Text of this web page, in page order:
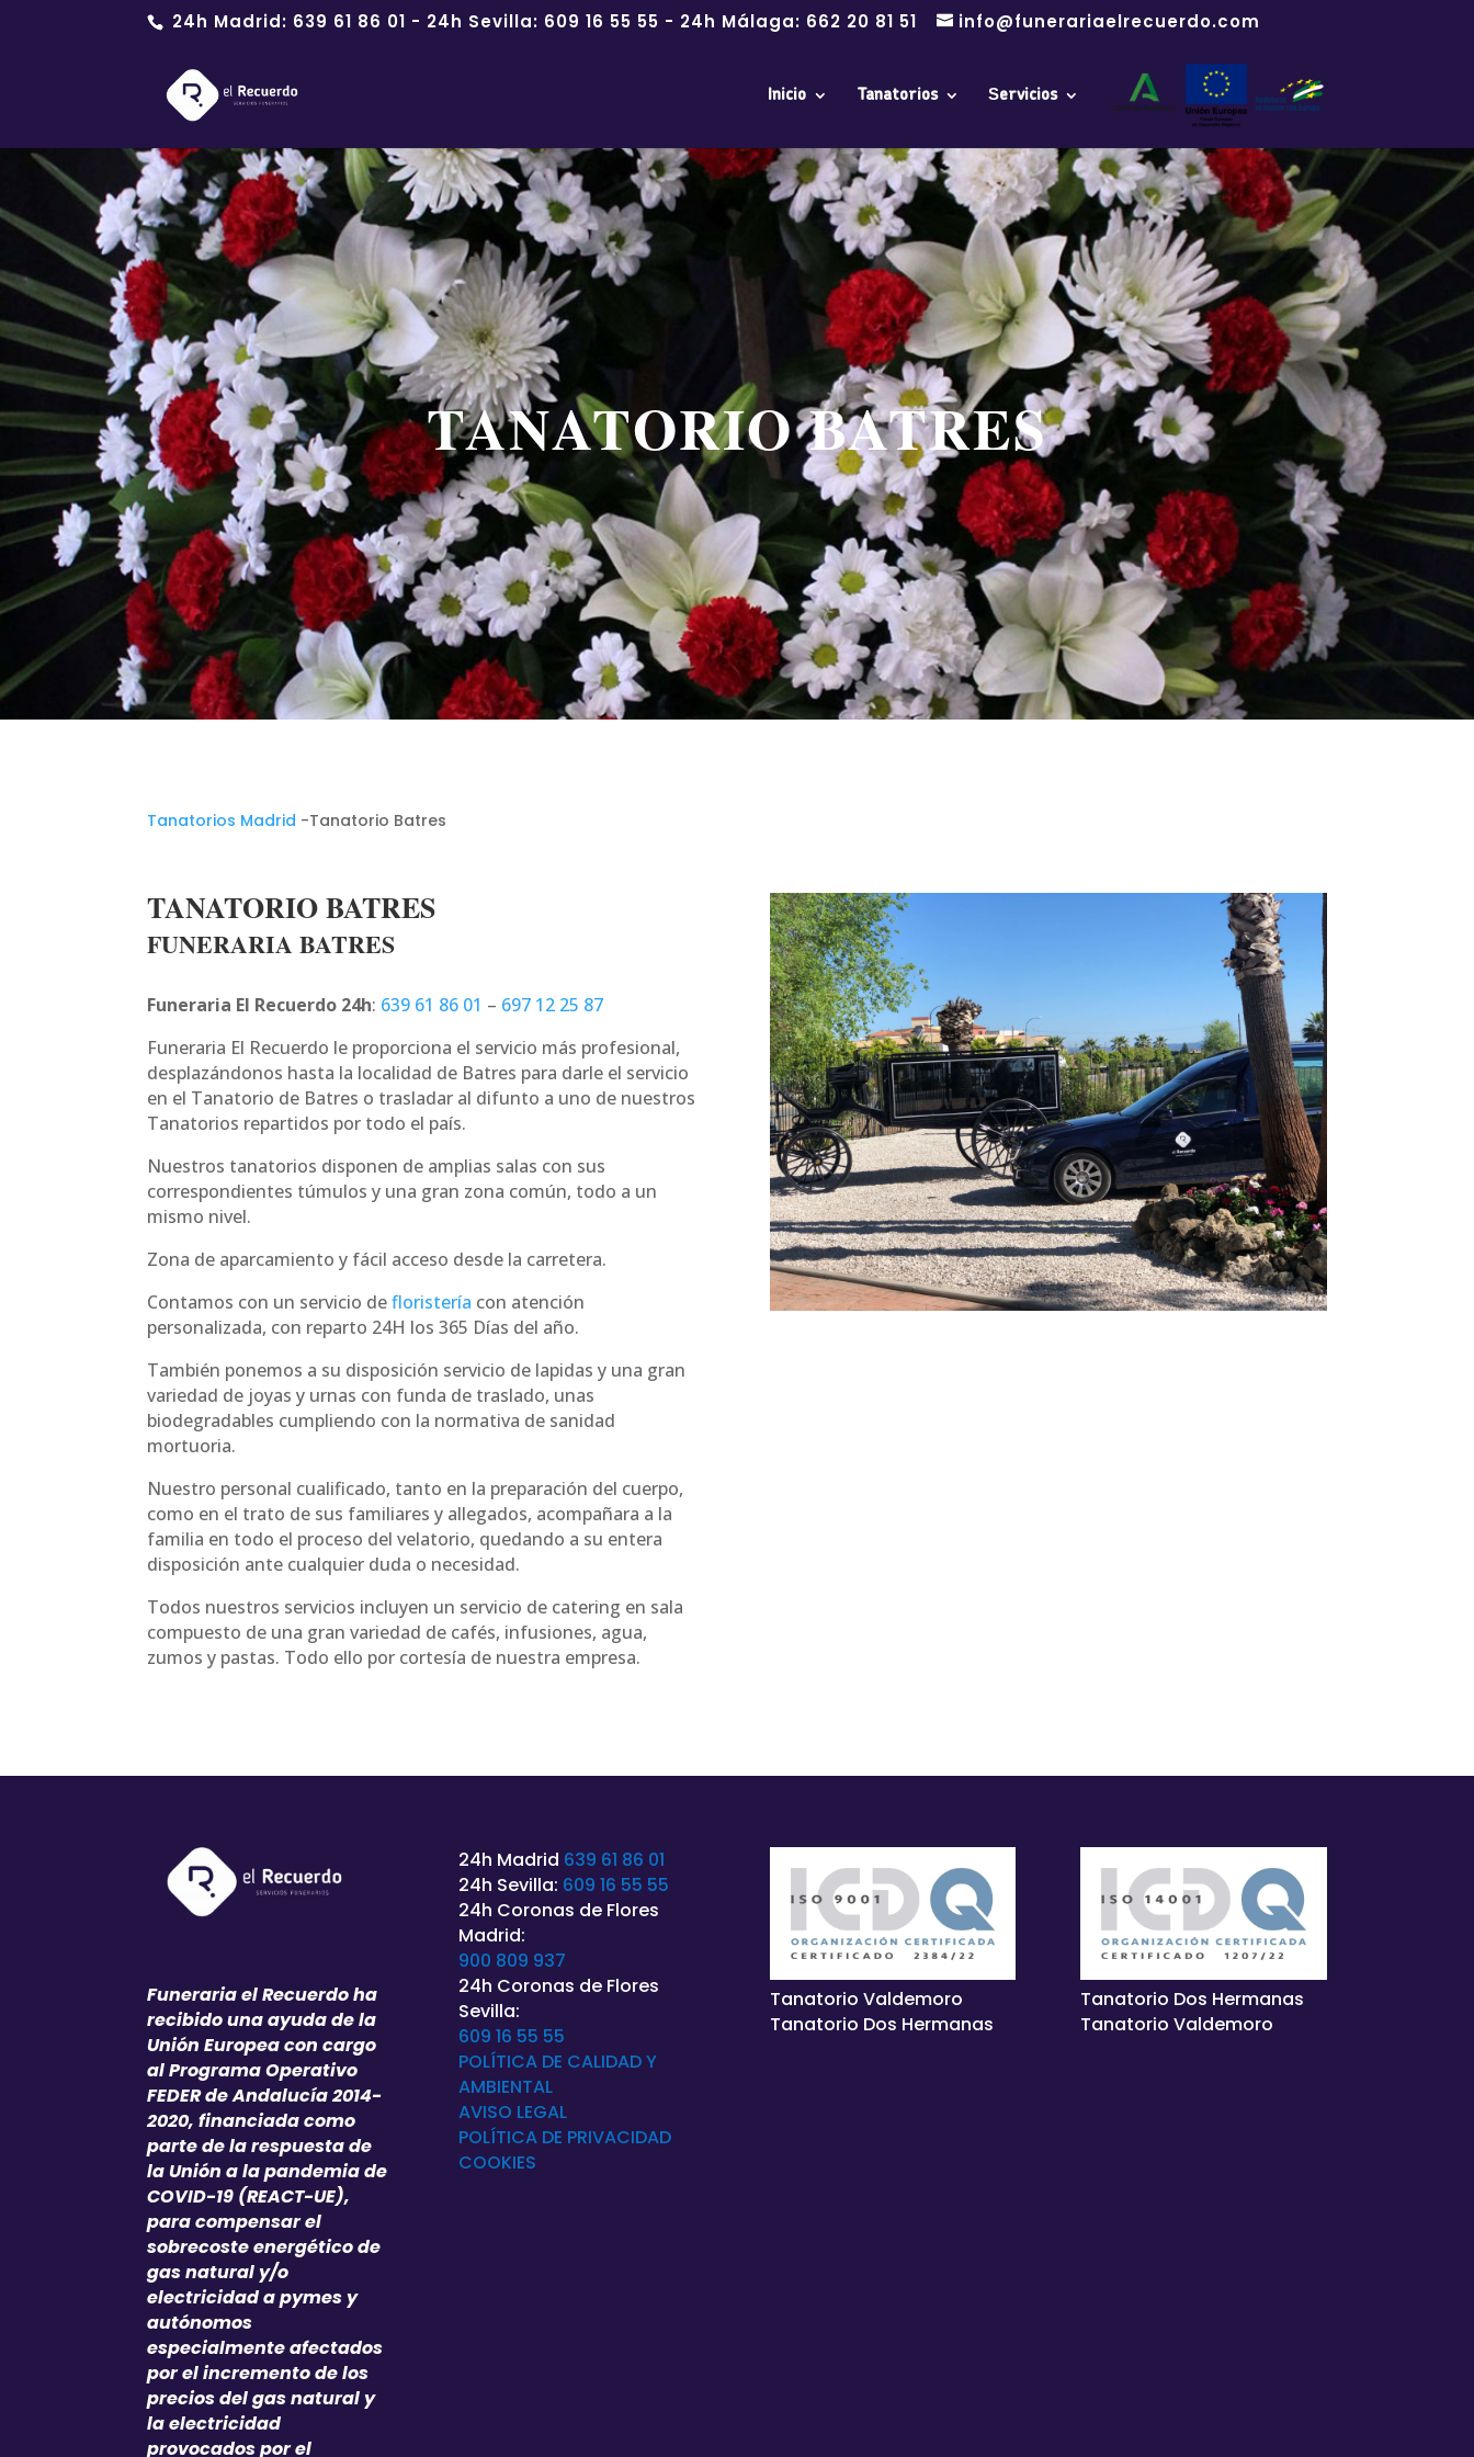
24h Madrid: 639 61 86 01 - 24h Sevilla: 609 16 55 55 - 24h Málaga: 662 20 81 51 info@funerariaelrecuerdo.com
Inicio Tanatorios Servicios
TANATORIO BATRES
Tanatorios Madrid -Tanatorio Batres
TANATORIO BATRES
FUNERARIA BATRES
Funeraria El Recuerdo 24h: 639 61 86 01 – 697 12 25 87
Funeraria El Recuerdo le proporciona el servicio más profesional,
desplazándonos hasta la localidad de Batres para darle el servicio
en el Tanatorio de Batres o trasladar al difunto a uno de nuestros
Tanatorios repartidos por todo el país.
Nuestros tanatorios disponen de amplias salas con sus
correspondientes túmulos y una gran zona común, todo a un
mismo nivel.
Zona de aparcamiento y fácil acceso desde la carretera.
Contamos con un servicio defloristería con atención
personalizada, con reparto 24H los 365 Días del año.
También ponemos a su disposición servicio de lapidas y una gran
variedad de joyas y urnas con funda de traslado, unas
biodegradables cumpliendo con la normativa de sanidad
mortuoria.
Nuestro personal cualificado, tanto en la preparación del cuerpo,
como en el trato de sus familiares y allegados, acompañara a la
familia en todo el proceso del velatorio, quedando a su entera
disposición ante cualquier duda o necesidad.
Todos nuestros servicios incluyen un servicio de catering en sala
compuesto de una gran variedad de cafés, infusiones, agua,
zumos y pastas. Todo ello por cortesía de nuestra empresa.
Funeraria el Recuerdo ha
recibido una ayuda de la
Unión Europea con cargo
al Programa Operativo
FEDER de Andalucía 2014-
2020, financiada como
parte de la respuesta de
la Unión a la pandemia de
COVID-19 (REACT-UE),
para compensar el
sobrecoste energético de
gas natural y/o
electricidad a pymes y
autónomos
especialmente afectados
por el incremento de los
precios del gas natural y
la electricidad
provocados por el
24h Madrid 639 61 86 01
24h Sevilla: 609 16 55 55
24h Coronas de Flores
Madrid:
900 809 937
24h Coronas de Flores
Sevilla:
609 16 55 55
POLÍTICA DE CALIDAD Y
AMBIENTAL
AVISO LEGAL
POLÍTICA DE PRIVACIDAD
COOKIES
Tanatorio Valdemoro
Tanatorio Dos Hermanas
Tanatorio Dos Hermanas
Tanatorio Valdemoro